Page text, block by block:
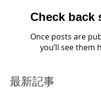
Check back
Once posts are
you’ll see them
最新記事